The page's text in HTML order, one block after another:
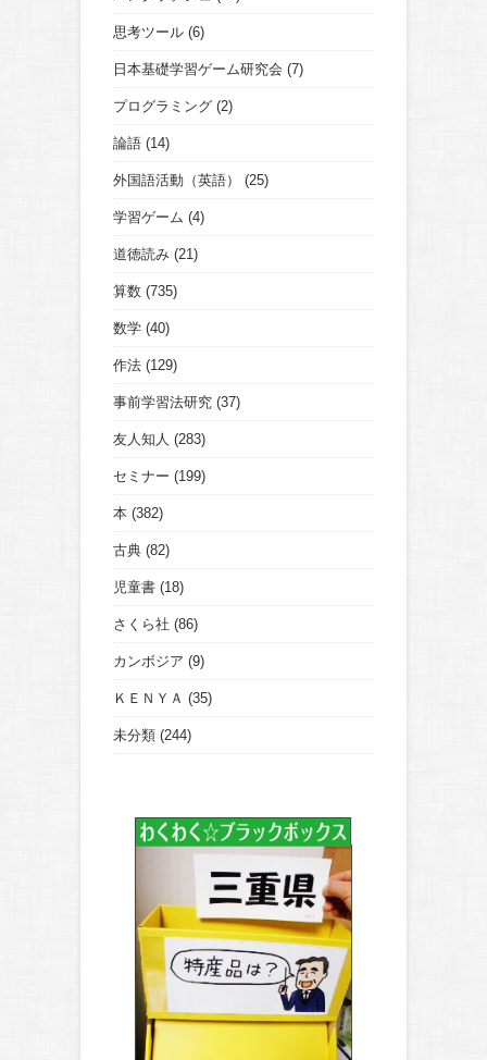
思考ツール (6)
日本基礎学習ゲーム研究会 (7)
プログラミング (2)
論語 (14)
外国語活動（英語） (25)
学習ゲーム (4)
道徳読み (21)
算数 (735)
数学 (40)
作法 (129)
事前学習法研究 (37)
友人知人 (283)
セミナー (199)
本 (382)
古典 (82)
児童書 (18)
さくら社 (86)
カンボジア (9)
ＫＥＮＹＡ (35)
未分類 (244)